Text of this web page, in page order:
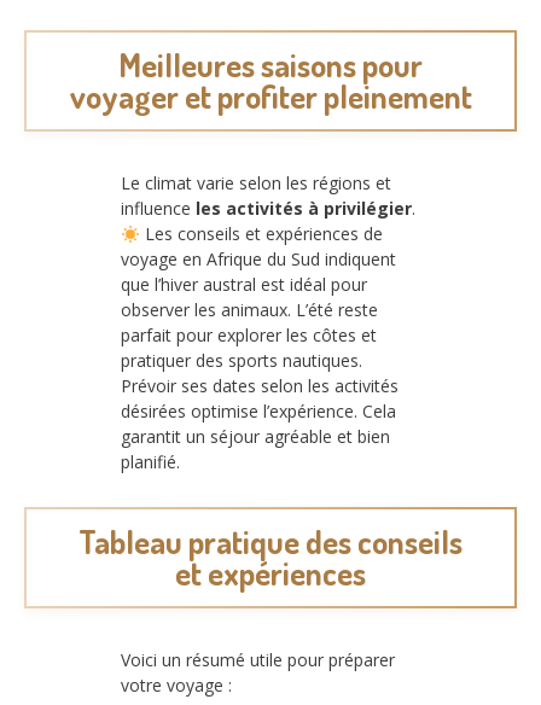
Meilleures saisons pour
voyager et profiter pleinement
Le climat varie selon les régions et
influence les activités à privilégier.
Les conseils et expériences de
voyage en Afrique du Sud indiquent
que l’hiver austral est idéal pour
observer les animaux. L’été reste
parfait pour explorer les côtes et
pratiquer des sports nautiques.
Prévoir ses dates selon les activités
désirées optimise l’expérience. Cela
garantit un séjour agréable et bien
planifié.
Tableau pratique des conseils
et expériences
Voici un résumé utile pour préparer
votre voyage :